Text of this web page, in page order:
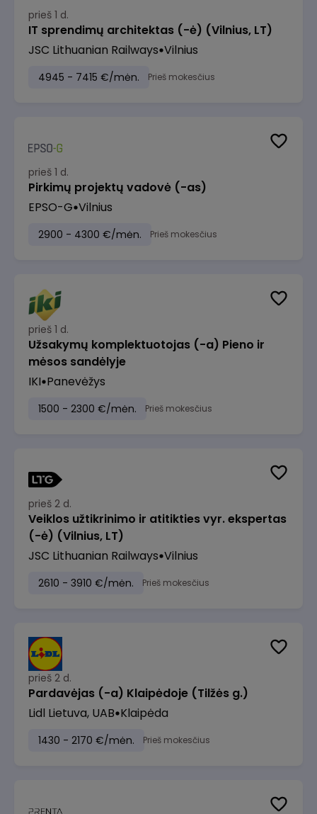
prieš 1 d.
IT sprendimų architektas (-ė) (Vilnius, LT)
JSC Lithuanian Railways Vilnius
4945 - 7415 €/mėn. Prieš mokesčius
prieš 1 d.
Pirkimų projektų vadovė (-as)
EPSO-G Vilnius
2900 - 4300 €/mėn. Prieš mokesčius
prieš 1 d.
Užsakymų komplektuotojas (-a) Pieno ir
mėsos sandėlyje
IKI Panevėžys
1500 - 2300 €/mėn. Prieš mokesčius
prieš 2 d.
Veiklos užtikrinimo ir atitikties vyr. ekspertas
(-ė) (Vilnius, LT)
JSC Lithuanian Railways Vilnius
2610 - 3910 €/mėn. Prieš mokesčius
prieš 2 d.
Pardavėjas (-a) Klaipėdoje (Tilžės g.)
Lidl Lietuva, UAB Klaipėda
1430 - 2170 €/mėn. Prieš mokesčius